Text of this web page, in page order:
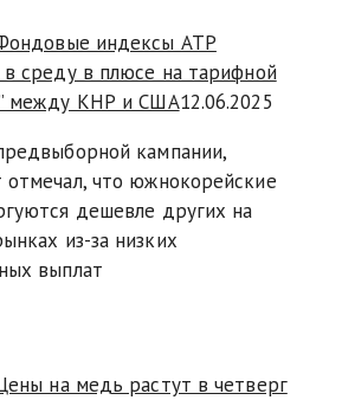
индексы АТР
в среду в плюсе на тарифной
между КНР и США12.06.2025
кампании,
отмечал, что южнокорейские
дешевле других на
из-за низких
выплат
на медь растут в четверг